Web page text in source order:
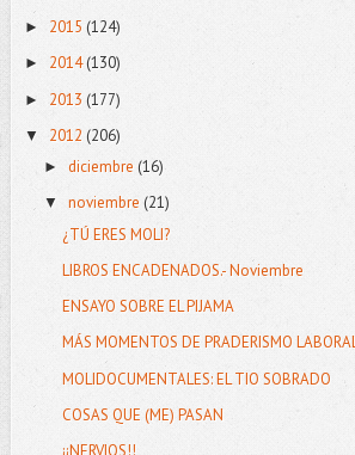
► 2015 (124)
► 2014(130)
► 2013 (177)
▼ 2012 (206)
► diciembre (16)
▼ noviembre (21)
¿TÚ ERES MOLI?
LIBROS ENCADENADOS.- Noviembre
ENSAYO SOBRE EL PIJAMA
MÁS MOMENTOS DE PRADERISMO
MOLIDOCUMENTALES: EL TIO SOBRADO
COSAS QUE (ME) PASAN
¡¡NERVIOS!!